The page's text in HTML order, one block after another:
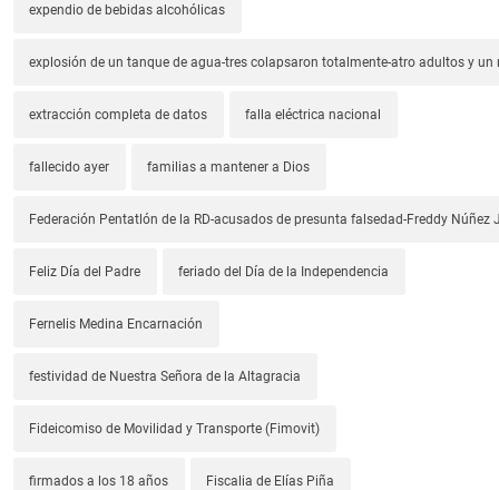
expendio de bebidas alcohólicas
explosión de un tanque de agua-tres colapsaron totalmente-atro adultos y un
extracción completa de datos falla eléctrica nacional
fallecido ayer familias a mantener a Dios
Federación Pentatlón de la RD-acusados de presunta falsedad-Freddy Núñez
Feliz Día del Padre feriado del Día de la Independencia
Fernelis Medina Encarnación
festividad de Nuestra Señora de la Altagracia
Fideicomiso de Movilidad y Transporte (Fimovit)
firmados a los 18 años Fiscalia de Elías Piña